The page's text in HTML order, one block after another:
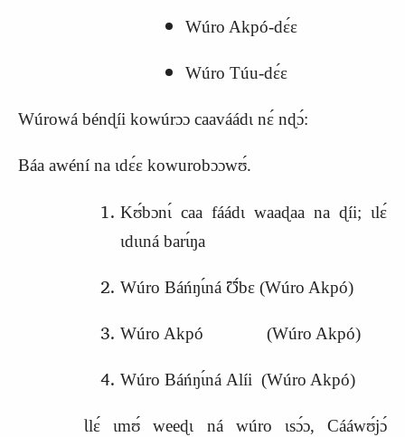
Wúro Akpó-dɛ́ɛ
Wúro Túu-dɛ́ɛ
Wúrowá bénɖíi kowúrɔɔ caaváádɩ nɛ́ nɖɔ́:
Báa awéní na ɩdɛ́ɛ kowurobɔɔwʊ́.
Kʊ́bɔnɩ́ caa fáádɩ waaɖaa na ɖíi; ɩlɛ́
ɩdɩɩná barɩ́ŋa
Wúro Báńŋɩ́ná Ʊ́bɛ (Wúro Akpó)
Wúro Akpó (Wúro Akpó)
Wúro Báńŋɩ́ná Alíi (Wúro Akpó)
Ɩlɛ́ ɩmʊ́ weeɖɩ ná wúro ɩsɔ́ɔ, Cááwʊ́jɔ́